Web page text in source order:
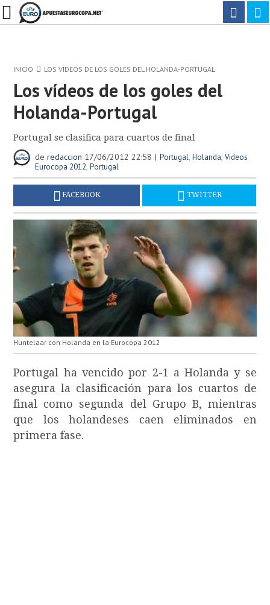
INICIO LOS VÍDEOS DE LOS GOLES DEL HOLANDA-PORTUGAL
Los vídeos de los goles del
Holanda-Portugal
Portugal se clasifica para cuartos de final
deredaccion 17/06/2012 22:58 Portugal,Holanda,Videos
Eurocopa 2012,Portugal
FACEBOOK TWITTER
Huntelaar con Holanda en la Eurocopa 2012
Portugal ha vencido por 2-1 a Holanda y se
asegura la clasificación para los cuartos de
final como segunda del Grupo B, mientras
que los holandeses caen eliminados en
primera fase.